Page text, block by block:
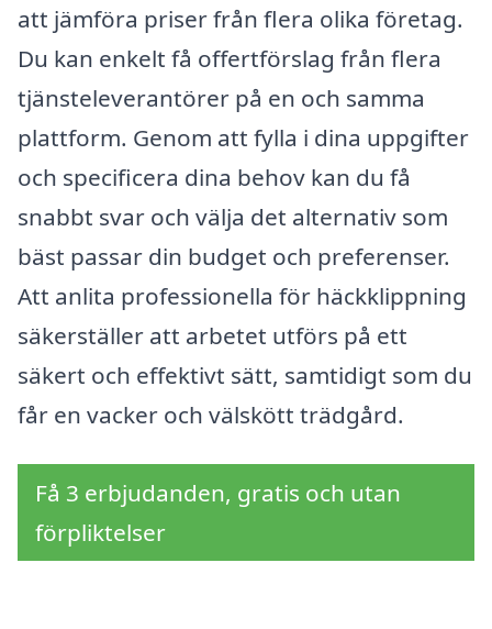
att jämföra priser från flera olika företag.
Du kan enkelt få offertförslag från flera
tjänsteleverantörer på en och samma
plattform. Genom att fylla i dina uppgifter
och specificera dina behov kan du få
snabbt svar och välja det alternativ som
bäst passar din budget och preferenser.
Att anlita professionella för häckklippning
säkerställer att arbetet utförs på ett
säkert och effektivt sätt, samtidigt som du
får en vacker och välskött trädgård.
Få 3 erbjudanden, gratis och utan
förpliktelser